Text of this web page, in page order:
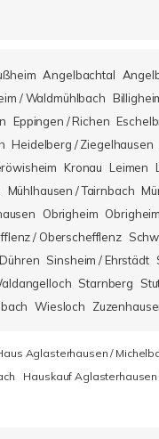
Angelbachtal
/ Waldmühlbach
Eppingen / Richen
Heidelberg / Ziegelhausen
Kronau Leimen
Mühlhausen / Tairnbach
Obrigheim
/ Oberschefflenz
Sinsheim / Ehrstädt
Starnberg
Wiesloch
Aglasterhausen /
Hauskauf Aglasterhausen